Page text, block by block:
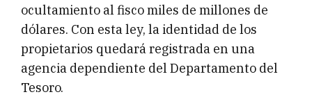
ocultamiento al fisco miles de millones de
dólares. Con esta ley, la identidad de los
propietarios quedará registrada en una
agencia dependiente del Departamento del
Tesoro.